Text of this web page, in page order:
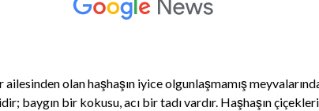
olan haşhaşın iyice olgunlaşmamış
baygın bir kokusu, acı bir tadı vardır. Haşhaşın